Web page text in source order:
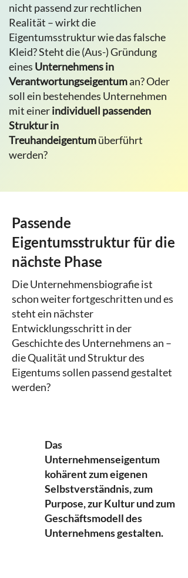
nicht passend zur rechtlichen
Realität – wirkt die
Eigentumsstruktur wie das falsche
Kleid? Steht die (Aus-) Gründung
eines Unternehmens in
Verantwortungseigentuman? Oder
soll ein bestehendes Unternehmen
mit einerindividuell passenden
Struktur in
Treuhandeigentumüberführt
werden?
Passende
Eigentumsstruktur für die
nächste Phase
Die Unternehmensbiografie ist
schon weiter fortgeschritten und es
steht ein nächster
Entwicklungsschritt in der
Geschichte des Unternehmens an –
die Qualität und Struktur des
Eigentums sollen passend gestaltet
werden?
Das
Unternehmenseigentum
kohärent zum eigenen
Selbstverständnis, zum
Purpose, zur Kultur und zum
Geschäftsmodell des
Unternehmens gestalten.